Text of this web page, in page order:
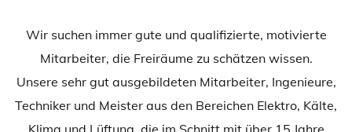
Wir suchen immer gute und qualifizierte, motivierte
Mitarbeiter, die Freiräume zu schätzen wissen.
Unsere sehr gut ausgebildeten Mitarbeiter, Ingenieure,
Techniker und Meister aus den Bereichen Elektro, Kälte,
Klima und Lüftung, die im Schnitt mit über 15 Jahre